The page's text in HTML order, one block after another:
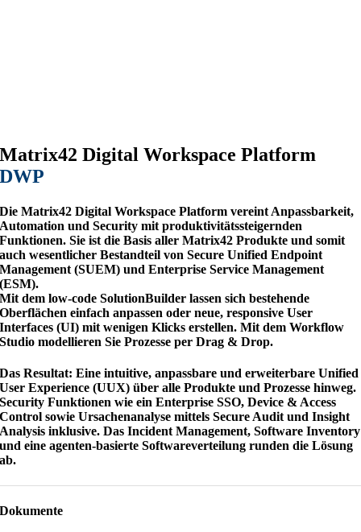
Matrix42 Digital Workspace Platform
DWP
Die Matrix42 Digital Workspace Platform vereint Anpassbarkeit,
Automation und Security mit produktivitätssteigernden
Funktionen. Sie ist die Basis aller Matrix42 Produkte und somit
auch wesentlicher Bestandteil von Secure Unified Endpoint
Management (SUEM) und Enterprise Service Management
(ESM).
Mit dem low-code SolutionBuilder lassen sich bestehende
Oberflächen einfach anpassen oder neue, responsive User
Interfaces (UI) mit wenigen Klicks erstellen. Mit dem Workflow
Studio modellieren Sie Prozesse per Drag & Drop.
Das Resultat: Eine intuitive, anpassbare und erweiterbare Unified
User Experience (UUX) über alle Produkte und Prozesse hinweg.
Security Funktionen wie ein Enterprise SSO, Device & Access
Control sowie Ursachenanalyse mittels Secure Audit und Insight
Analysis inklusive. Das Incident Management, Software Inventory
und eine agenten-basierte Softwareverteilung runden die Lösung
ab.
Dokumente